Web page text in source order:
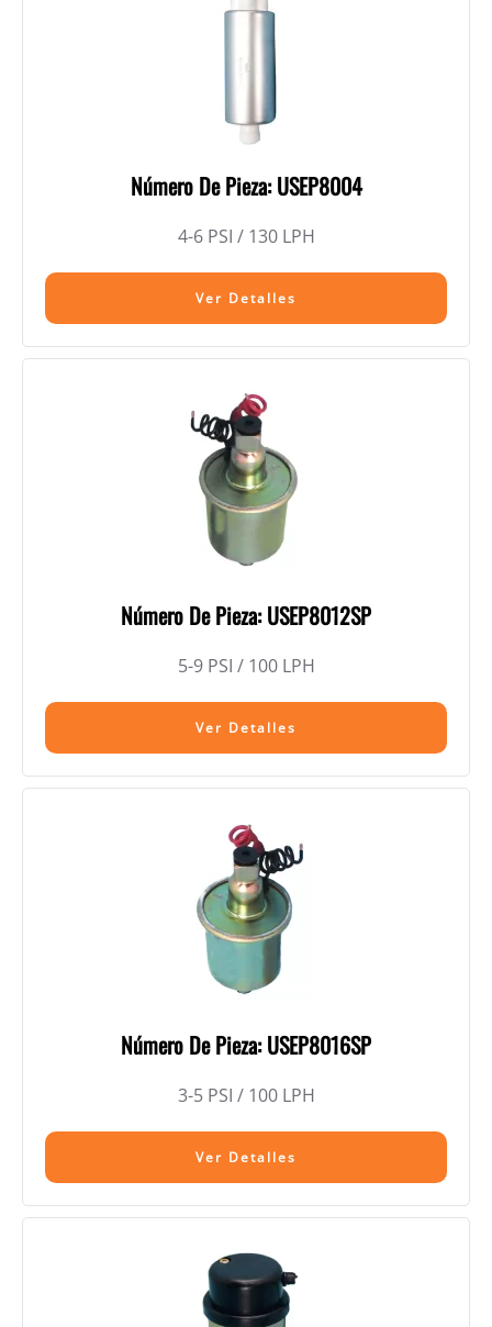
Número De Pieza: USEP8004
4-6 PSI / 130 LPH
Ver Detalles
Número De Pieza: USEP8012SP
5-9 PSI / 100 LPH
Ver Detalles
Número De Pieza: USEP8016SP
3-5 PSI / 100 LPH
Ver Detalles